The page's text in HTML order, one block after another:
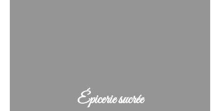
Épicerie sucrée